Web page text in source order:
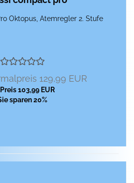
Ok­to­pus, Atem­reg­ler 2. Stufe
129,99 EUR
Preis 103,99 EUR
sparen 20%